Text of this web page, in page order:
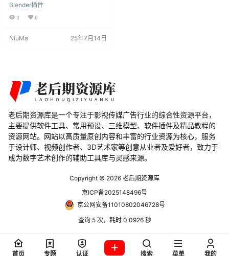
用户更轻松地制作动漫风格的头
发。传统的动漫头发制作过程是制
头发股，例如，它利用Blender的新
件。曲线操作也变得更加简单，配
备…
Blender插件
0 0
NiuMa 25年7月14日
老后期资源库是一个专注于影视传媒广告行业的综合性资源平台，
主要提供软件工具、常用预设、三维模型、软件插件及精品教程的
资源网站。网站以高质量原创内容和丰富的行业资源为核心，服务
于设计师、视频创作者、3D艺术家等创意从业者及爱好者，致力于
成为数字艺术创作的辅助工具库与灵感来源。
Copyright © 2026 老后期资源库
京ICP备2025148496号
京公网安备11010802046728号
查询 5 次，耗时 0.0926 秒
首页 专题 认证 搜索 菜单 我的